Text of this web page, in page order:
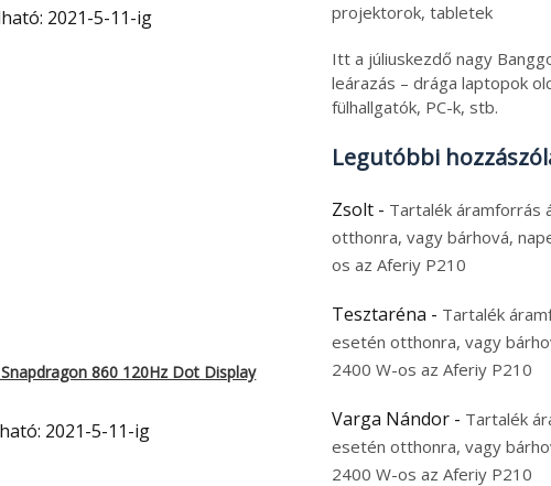
2021-5-11-ig
860 120Hz Dot Display
2021-5-11-ig
projektorok, tabletek
Itt a júliuskezdő nagy
leárazás – drága laptopok
fülhallgatók, PC-k, stb.
Legutóbbi
Zsolt - Tartalék áramforrás
otthonra, vagy bárhová,
os az Aferiy P210
Tesztaréna - Tartalék
esetén otthonra, vagy
2400 W-os az Aferiy P210
Varga Nándor - Tartalék
esetén otthonra, vagy
2400 W-os az Aferiy P210